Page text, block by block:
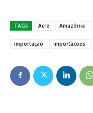
TAGS Acre Amazônia
importação importacoes